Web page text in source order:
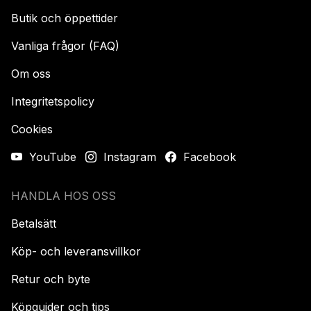
Butik och öppettider
Vanliga frågor (FAQ)
Om oss
Integritetspolicy
Cookies
YouTube
Instagram Facebook
HANDLA HOS OSS
Betalsätt
Köp- och leveransvillkor
Retur och byte
Köpguider och tips